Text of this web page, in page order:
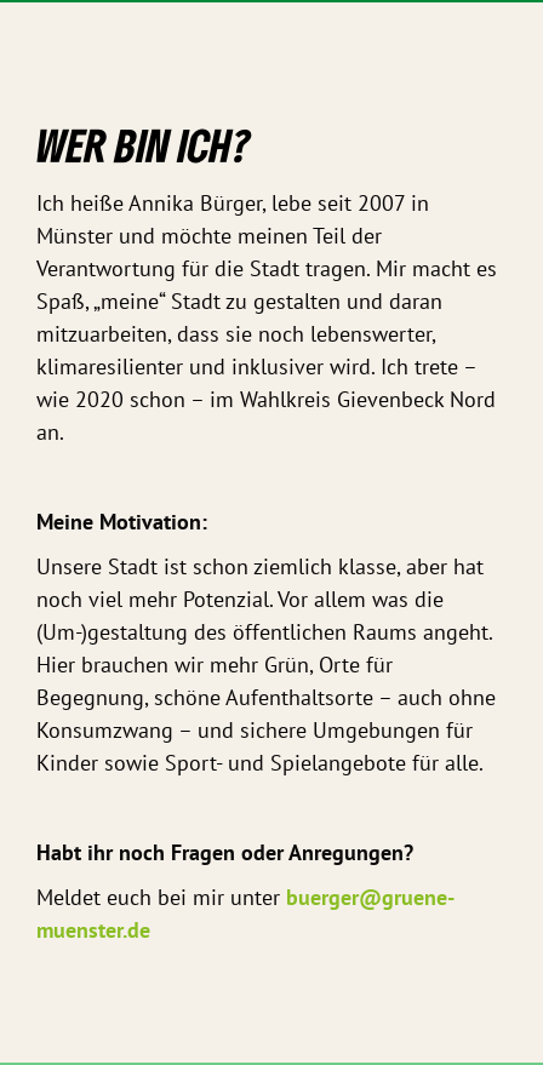
WER BIN ICH?
Ich heiße Annika Bürger, lebe seit 2007 in
Münster und möchte meinen Teil der
Verantwortung für die Stadt tragen. Mir macht es
Spaß, „meine“ Stadt zu gestalten und daran
mitzuarbeiten, dass sie noch lebenswerter,
klimaresilienter und inklusiver wird. Ich trete –
wie 2020 schon – im Wahlkreis Gievenbeck Nord
an.
Meine Motivation:
Unsere Stadt ist schon ziemlich klasse, aber hat
noch viel mehr Potenzial. Vor allem was die
(Um-)gestaltung des öffentlichen Raums angeht.
Hier brauchen wir mehr Grün, Orte für
Begegnung, schöne Aufenthaltsorte – auch ohne
Konsumzwang – und sichere Umgebungen für
Kinder sowie Sport- und Spielangebote für alle.
Habt ihr noch Fragen oder Anregungen?
Meldet euch bei mir unter buerger@gruene-
muenster.de